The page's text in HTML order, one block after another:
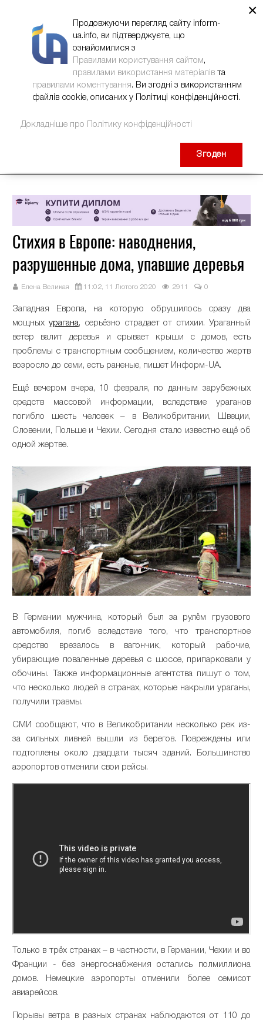
Стихия в Европе: наводнения,
разрушенные дома, упавшие деревья
Елена Великая 11:02, 11 Лютого 2020 2911 0
Западная Европа, на которую обрушилось сразу два
мощныхурагана, серьёзно страдает от стихии. Ураганный
ветер валит деревья и срывает крыши с домов, есть
проблемы с транспортным сообщением, количество жертв
возросло до семи, есть раненые, пишет Информ-UA.
Ещё вечером вчера, 10 февраля, по данным зарубежных
средств массовой информации, вследствие ураганов
погибло шесть человек – в Великобритании, Швеции,
Словении, Польше и Чехии. Сегодня стало известно ещё об
одной жертве.
В Германии мужчина, который был за рулём грузового
автомобиля, погиб вследствие того, что транспортное
средство врезалось в вагончик, который рабочие,
убирающие поваленные деревья с шоссе, припарковали у
обочины. Также информационные агентства пишут о том,
что несколько людей в странах, которые накрыли ураганы,
получили травмы.
СМИ сообщают, что в Великобритании несколько рек из-
за сильных ливней вышли из берегов. Повреждены или
подтоплены около двадцати тысяч зданий. Большинство
аэропортов отменили свои рейсы.
Только в трёх странах – в частности, в Германии, Чехии и во
Франции - без энергоснабжения остались полмиллиона
домов. Немецкие аэропорты отменили более семисот
авиарейсов.
Порывы ветра в разных странах наблюдаются от 110 до
×
Продовжуючи перегляд сайту inform-
ua.info, ви підтверджуєте, що
ознайомилися з
Правилами користування сайтом,
правилами використання матеріалів та
правилами коментування. Ви згодні з використанням
файлів cookie, описаних у Політиці конфіденційності.
Докладніше про Політику конфіденційності
Згоден